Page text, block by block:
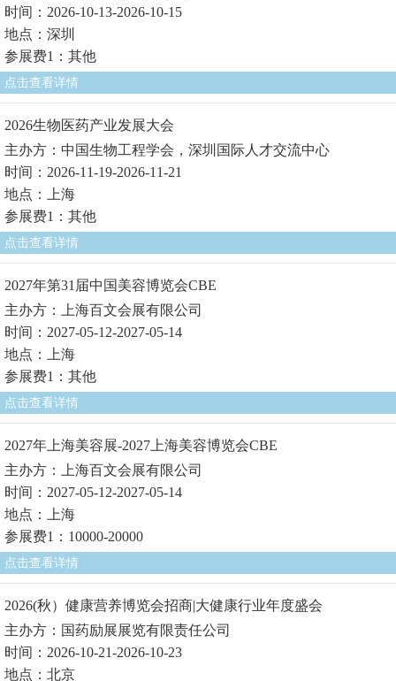
时间：2026-10-13-2026-10-15
地点：深圳
参展费1：其他
点击查看详情
2026生物医药产业发展大会
主办方：中国生物工程学会，深圳国际人才交流中心
时间：2026-11-19-2026-11-21
地点：上海
参展费1：其他
点击查看详情
2027年第31届中国美容博览会CBE
主办方：上海百文会展有限公司
时间：2027-05-12-2027-05-14
地点：上海
参展费1：其他
点击查看详情
2027年上海美容展-2027上海美容博览会CBE
主办方：上海百文会展有限公司
时间：2027-05-12-2027-05-14
地点：上海
参展费1：10000-20000
点击查看详情
2026(秋）健康营养博览会招商|大健康行业年度盛会
主办方：国药励展展览有限责任公司
时间：2026-10-21-2026-10-23
地点：北京